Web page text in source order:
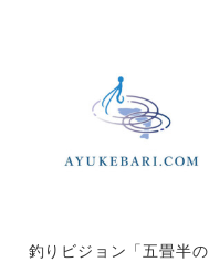
釣りビジョン「五畳半の